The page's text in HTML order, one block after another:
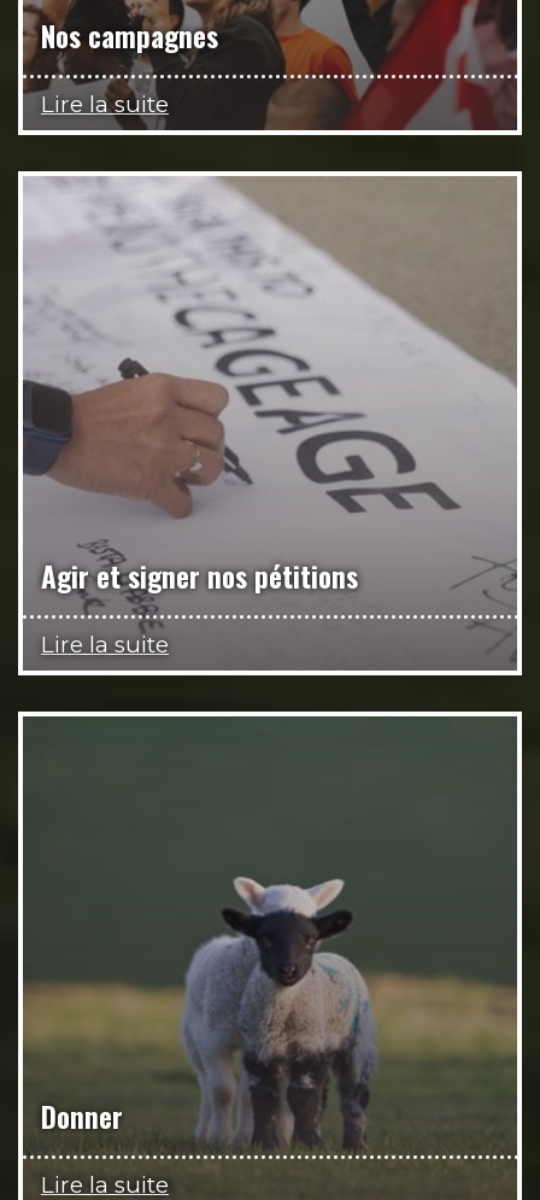
Nos campagnes
Lire la suite
Agir et signer nos pétitions
Lire la suite
Donner
Lire la suite